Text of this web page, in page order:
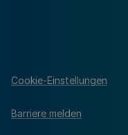
Cookie-Einstellungen
Barriere melden